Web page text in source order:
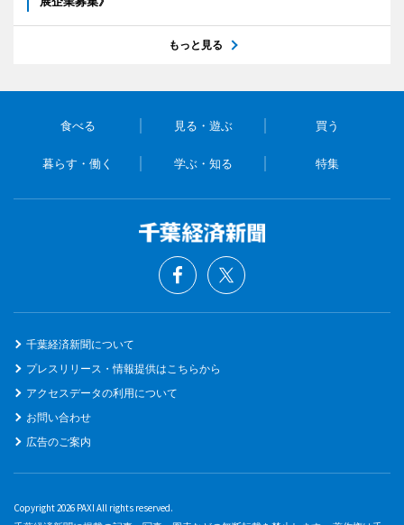
もっと見る
食べる 見る・遊ぶ 買う
暮らす・働く 学ぶ・知る 特集
千葉経済新聞について
プレスリリース・情報提供はこちらから
アクセスデータの利用について
お問い合わせ
広告のご案内
Copyright 2026 PAXI All rights reserved.